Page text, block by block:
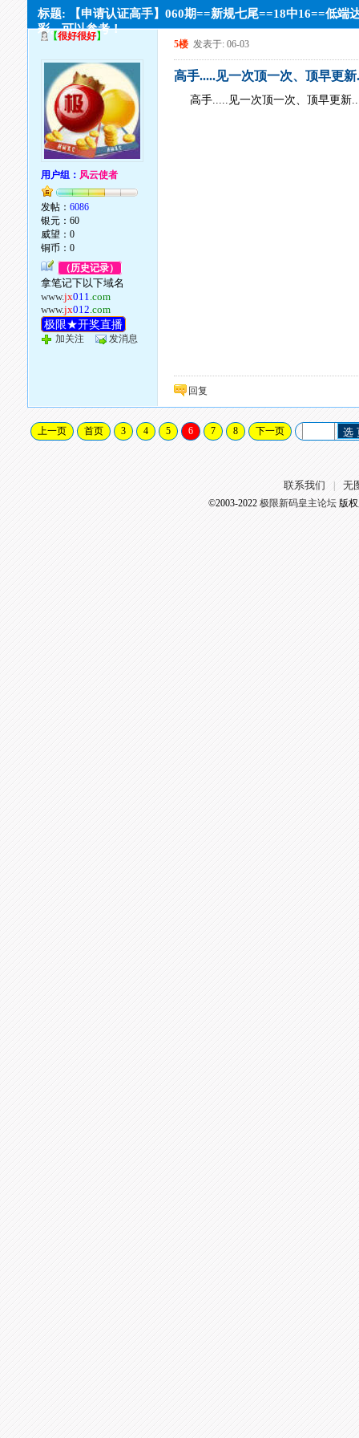
标题: 【申请认证高手】060期==新规七尾==18中16==低端
彩。可以参考！
【很好很好】
用户组： 风云使者
发帖：6086
银元：60
威望：0
铜币：0
（历史记录）
拿笔记下以下域名
www.jx011.com
www.jx012.com
极限★开奖直播
加关注 发消息
5楼 发表于: 06-03
高手.....见一次顶一次、顶早更新
高手.....见一次顶一次、顶早更新
回复
上一页 首页 3 4 5 6 7 8 下一页 选
联系我们 无
©2003-2022 极限新码皇主论坛版权